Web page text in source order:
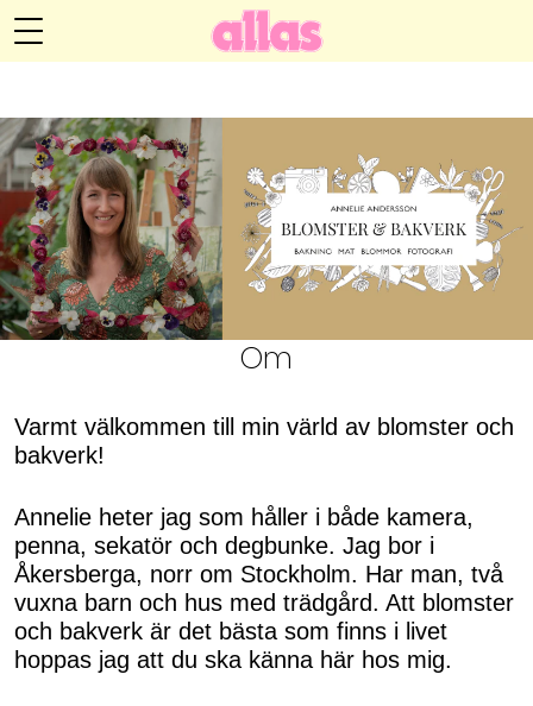
Hälsa
Relationer
Handarbete
Bloggar
Shop
Hem & Trädgård
Annelie Anderssons blogg
Hem
Om Annelie
Kategorier
Arkiv
Webshop
Om
Varmt välkommen till min värld av blomster och
bakverk!
Annelie heter jag som håller i både kamera,
penna, sekatör och degbunke. Jag bor i
Åkersberga, norr om Stockholm. Har man, två
vuxna barn och hus med trädgård. Att blomster
och bakverk är det bästa som finns i livet
hoppas jag att du ska känna här hos mig.